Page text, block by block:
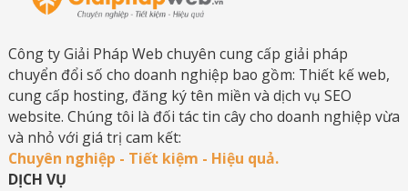
Công ty Giải Pháp Web chuyên cung cấp giải pháp
chuyển đổi số cho doanh nghiệp bao gồm: Thiết kế web,
cung cấp hosting, đăng ký tên miền và dịch vụ SEO
website. Chúng tôi là đối tác tin cây cho doanh nghiệp vừa
và nhỏ với giá trị cam kết:
Chuyên nghiệp - Tiết kiệm - Hiệu quả.
DỊCH VỤ